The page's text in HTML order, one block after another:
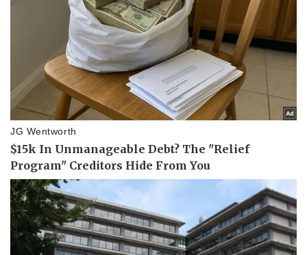
Pháp luật
Vụ án
Tin nóng
Tư vấn luật
Quân sự - Quốc phòng
Vũ khí
Việt Nam